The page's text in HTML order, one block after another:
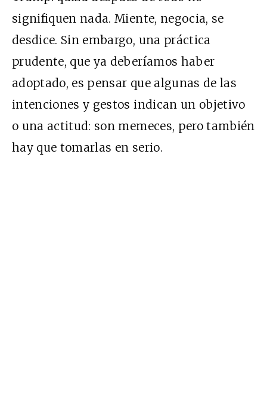
signifiquen nada. Miente, negocia, se
desdice. Sin embargo, una práctica
prudente, que ya deberíamos haber
adoptado, es pensar que algunas de las
intenciones y gestos indican un objetivo
o una actitud: son memeces, pero también
hay que tomarlas en serio.